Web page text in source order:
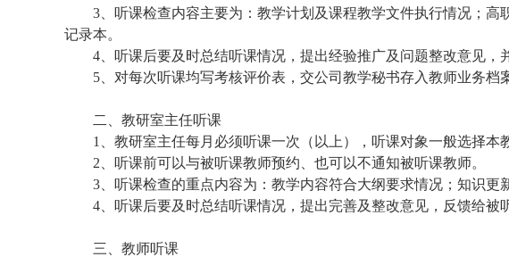
3 、听课检查内容主要为：教学计划及课程教学文件执行情况；
记录本。
4 、听课后要及时总结听课情况，提出经验推广及问题整改意见
5 、对每次听课均写考核评价表，交公司教学秘书存入教师业务档
二、教研室主任听课
1
、教研室主任每月必须听课一次（以上），听课对象一般选择
2 、听课前可以与被听课教师预约、也可以不通知被听课教师。
3 、听课检查的重点内容为：教学内容符合大纲要求情况；知识
4 、听课后要及时总结听课情况，提出完善及整改意见，反馈给被
三、教师听课